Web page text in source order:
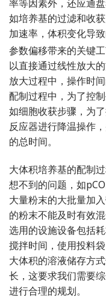
率等因素外，还应通
如培养基的过滤和收
加速率，体积变化导
参数偏移带来的关键
以直接通过线性放大
放大过程中，操作时
配制过程中，为了控
如细胞收获步骤，为
反应器进行降温操作
的总时间。
大体积培养基的配制
想不到的问题，如
大量粉末的大批量加
的粉末不能及时有效
选用的设施设备包括
搅拌时间，使用投料
大体积的溶液储存方
长，这要求我们需要
进行合理的规划。